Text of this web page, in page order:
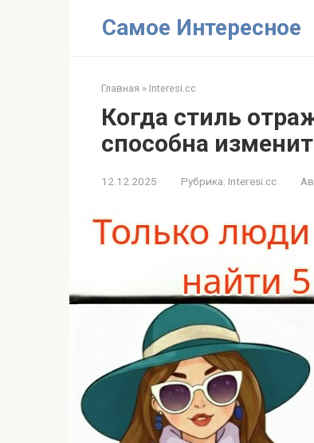
Самое Интересное
Главная » Interesi.cc
Когда стиль
способна
12.12.2025 Рубрика: Interesi.cc